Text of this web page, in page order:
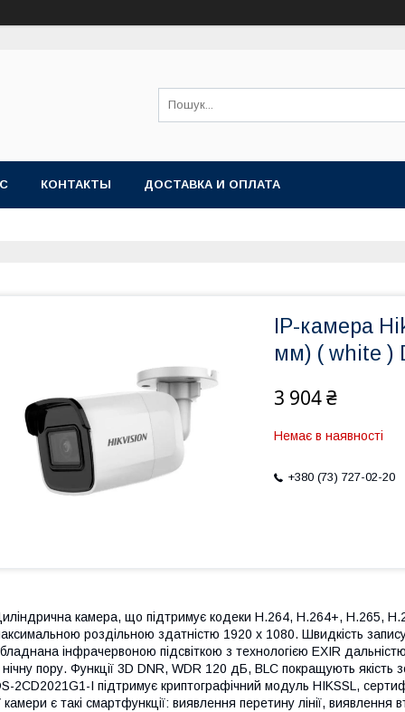
КОНТАКТЫ ДОСТАВКА И ОПЛАТА
IP-камера
мм) ( white )
3 904 ₴
Немає в наявності
+380 (73) 727-02-20
камера, що підтримує кодеки H.264, H.264+, Н.265,
роздільною здатністю 1920 х 1080. Швидкість
інфрачервоною підсвіткою з технологією EXIR
нічну пору. Функції 3D DNR, WDR 120 дБ, BLC покращують
2CD2021G1-I підтримує криптографічний модуль HIKSSL,
камери є такі смартфункції: виявлення перетину лінії,